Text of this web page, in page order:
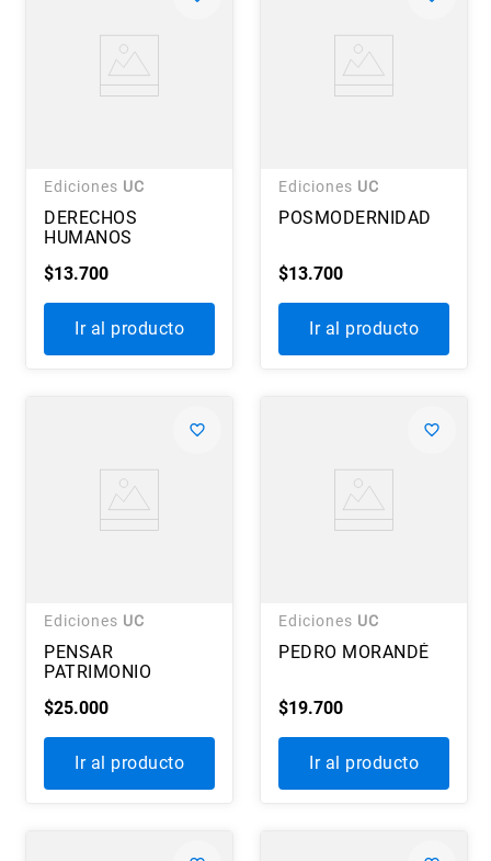
Ediciones UC
DERECHOS
HUMANOS
$13.700
Ir al producto
Ediciones UC
POSMODERNIDAD
$13.700
Ir al producto
Ediciones UC
PENSAR
PATRIMONIO
$25.000
Ir al producto
Ediciones UC
PEDRO MORANDÉ
$19.700
Ir al producto